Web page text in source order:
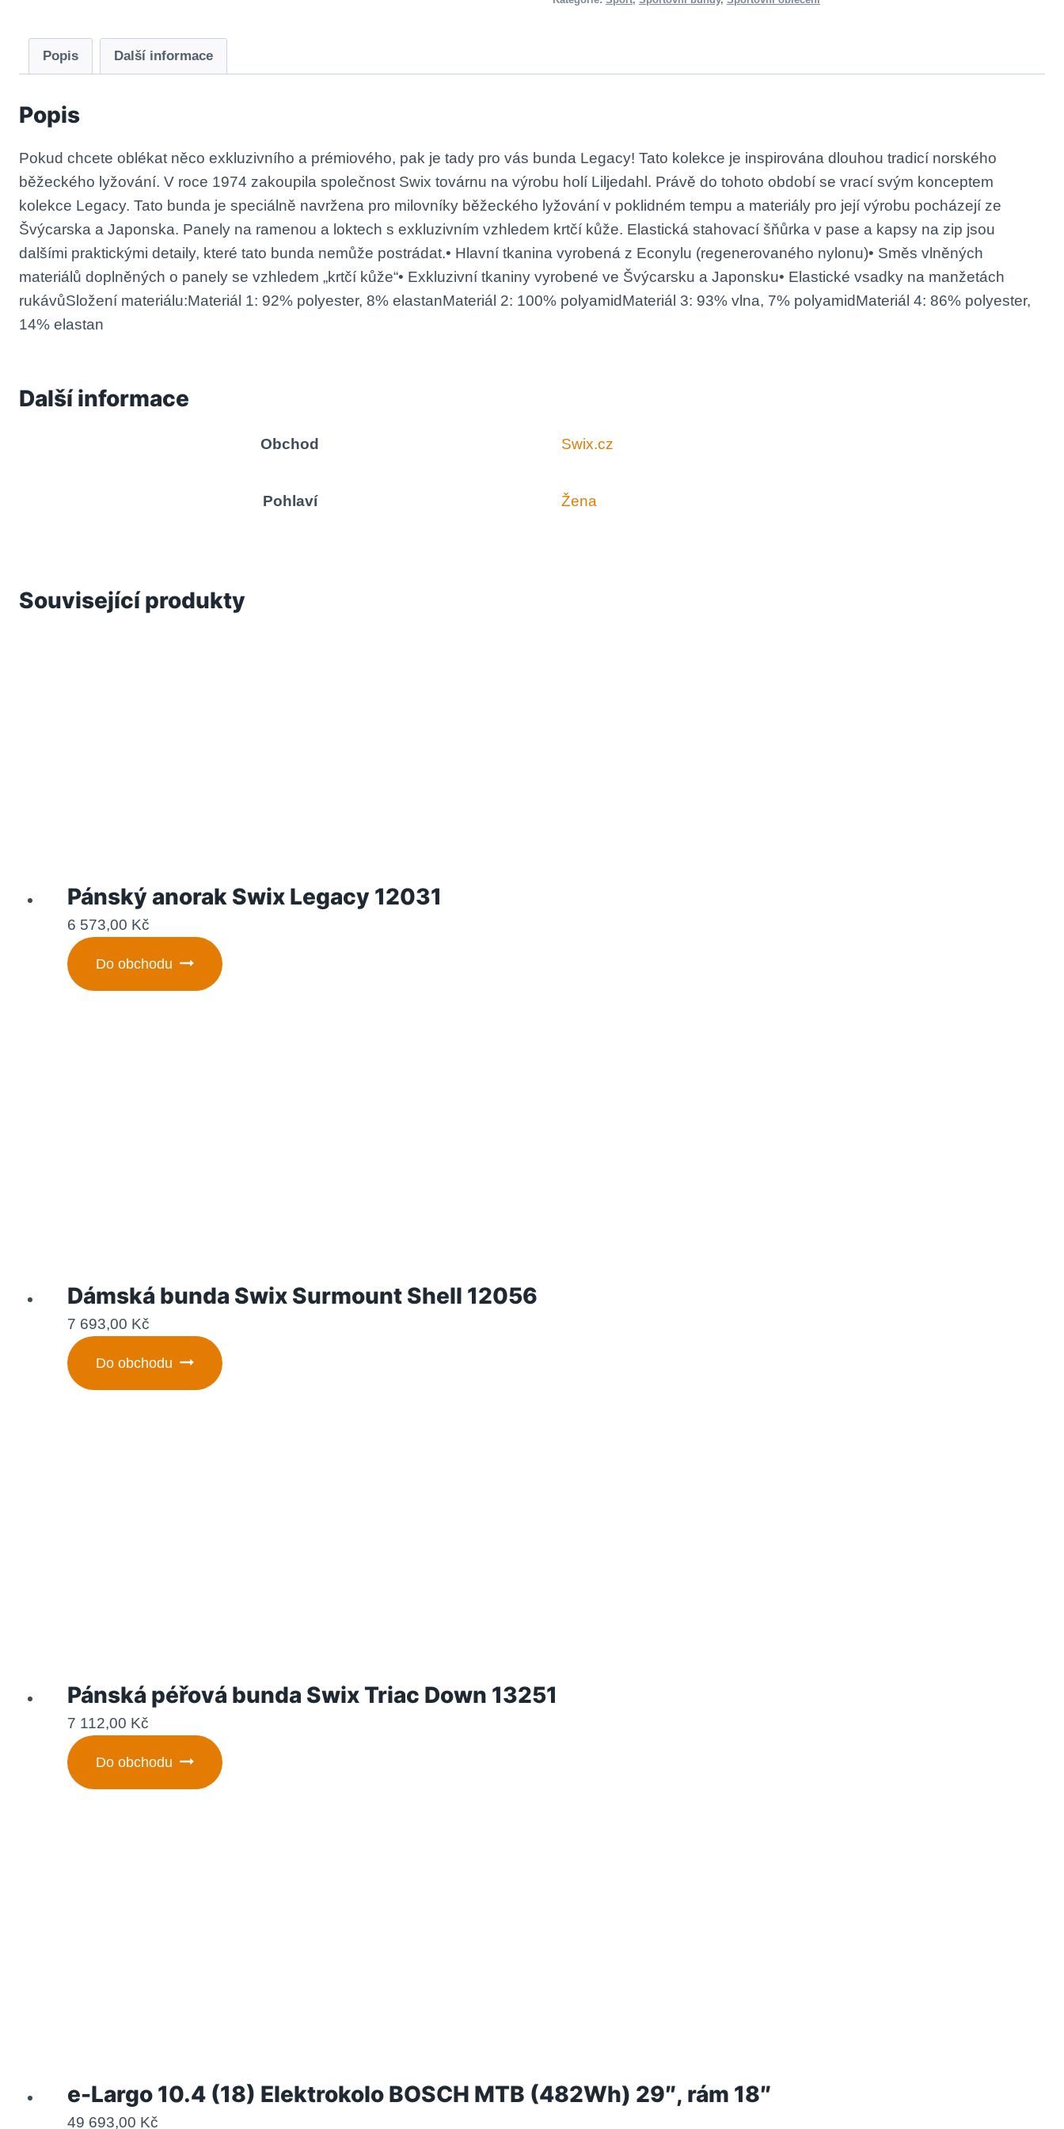
Popis Další informace
Popis
Pokud chcete oblékat něco exkluzivního a prémiového, pak je tady pro vás bunda Legacy! Tato kolekce je inspirována dlouhou tradicí norského
běžeckého lyžování. V roce 1974 zakoupila společnost Swix továrnu na výrobu holí Liljedahl. Právě do tohoto období se vrací svým konceptem
kolekce Legacy. Tato bunda je speciálně navržena pro milovníky běžeckého lyžování v poklidném tempu a materiály pro její výrobu pocházejí ze
Švýcarska a Japonska. Panely na ramenou a loktech s exkluzivním vzhledem krtčí kůže. Elastická stahovací šňůrka v pase a kapsy na zip jsou
dalšími praktickými detaily, které tato bunda nemůže postrádat.• Hlavní tkanina vyrobená z Econylu (regenerovaného nylonu)• Směs vlněných
materiálů doplněných o panely se vzhledem „krtčí kůže“• Exkluzivní tkaniny vyrobené ve Švýcarsku a Japonsku• Elastické vsadky na manžetách
rukávůSložení materiálu:Materiál 1: 92% polyester, 8% elastanMateriál 2: 100% polyamidMateriál 3: 93% vlna, 7% polyamidMateriál 4: 86% polyester,
14% elastan
Další informace
Obchod Swix.cz
Pohlaví Žena
Související produkty
Pánský anorak Swix Legacy 12031
6 573,00 Kč
Do obchodu
Dámská bunda Swix Surmount Shell 12056
7 693,00 Kč
Do obchodu
Pánská péřová bunda Swix Triac Down 13251
7 112,00 Kč
Do obchodu
e-Largo 10.4 (18) Elektrokolo BOSCH MTB (482Wh) 29″, rám 18″
49 693,00 Kč